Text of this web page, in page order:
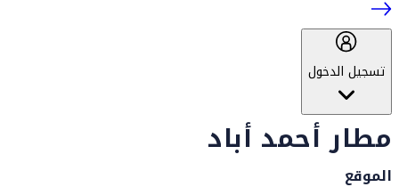
تسجيل الدخول
مطار أحمد أباد
الموقع